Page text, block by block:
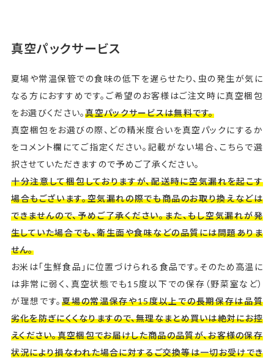
真空パックサービス
夏場や常温保管での食味の低下を遅らせたり、虫の発生が気に
なる方におすすめです。ご希望のお客様はご注文時に真空梱包
をお選びください。真空パックサービスは無料です。
真空梱包をお選びの際、どの精米度合いを真空パックにするか
をコメント欄にてご指定ください。記載がない場合、こちらで選
択させていただきますので予めご了承ください。
十分注意して梱包しておりますが、配送時に空気漏れを起こす
場合もございます。空気漏れの際でも商品のお取り換えなどは
できませんので、予めご了承ください。また、もし空気漏れが発
生していた場合でも、衛生面や食味などの品質には問題ありま
せん。
お米は「生鮮食品」に位置づけられる食品です。そのため高温に
は非常に弱く、真空状態でも15度以下での保存（野菜室など）
が理想です。夏場の常温保存や15度以上での長期保存は品質
劣化を防ぎにくくなりますので、無理なまとめ買いは絶対にお控
えください。真空梱包でお届けした商品の品質が、お客様の保存
状況により損なわれた場合に対するご交換等は一切お受けでき